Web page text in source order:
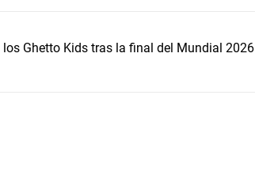
Ghetto Kids tras la final del Mundial 2026